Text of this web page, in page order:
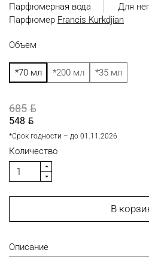
Парфюмерная вода
Для
Парфюмер Francis Kurkdjian
Объем
*70 мл *200 мл *35 мл
685 BYN
548 BYN
*Срок годности – до 01.11.2026
Количество
В
Описание